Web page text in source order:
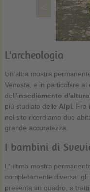
L'archeologia
Un'altra mostra
Venosta, e in particolare al
dell'insediamento d'altura
più studiato delle Alpi .
nel sito ricordiamo due
grande accuratezza.
I bambini di
L'ultima mostra
completamente diversa:
presenta un quadro, a